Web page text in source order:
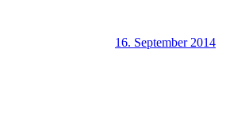
16. September 2014